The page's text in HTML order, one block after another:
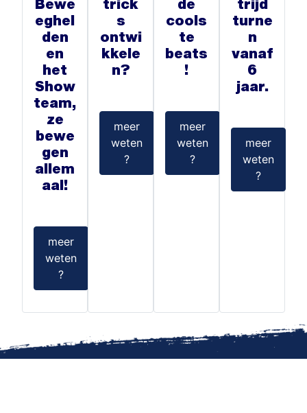
Bewe
eghel
den
en
het
Show
team,
ze
bewe
gen
allem
aal!
meer
weten
?
trick
s
ontwi
kkele
n?
meer
weten
?
de
cools
te
beats
!
meer
weten
?
trijd
turne
n
vanaf
6
jaar.
meer
weten
?